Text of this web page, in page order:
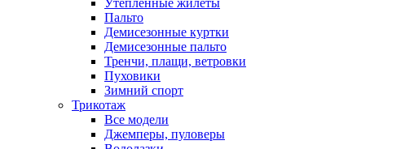
Утепленные жилеты
Пальто
Демисезонные куртки
Демисезонные пальто
Тренчи, плащи, ветровки
Пуховики
Зимний спорт
Трикотаж
Все модели
Джемперы, пуловеры